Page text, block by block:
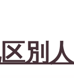
別